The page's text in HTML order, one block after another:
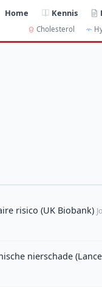
Home Kennis
Cholesterol
risico (UK Biobank)
nierschade